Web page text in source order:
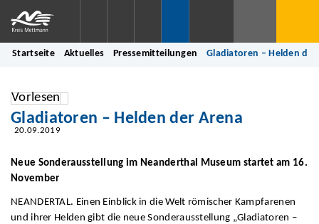
Startseite Aktuelles Pressemitteilungen Gladiatoren – Helden der
Vorlesen
Gladiatoren – Helden der Arena
20.09.2019
Neue Sonderausstellung im Neanderthal Museum startet am 16.
November
NEANDERTAL. Einen Einblick in die Welt römischer Kampfarenen
und ihrer Helden gibt die neue Sonderausstellung „Gladiatoren –